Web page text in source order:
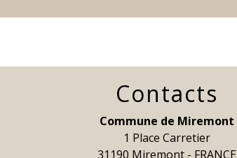
Contacts
Commune de Miremont
1 Place Carretier
31190 Miremont - FRANCE